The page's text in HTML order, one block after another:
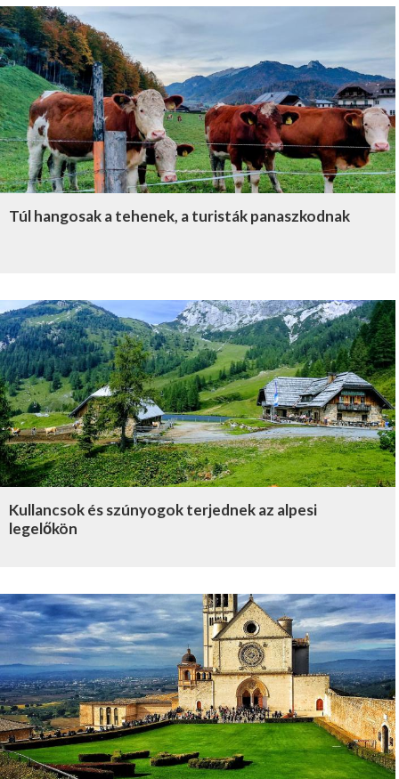
Túl hangosak a tehenek, a turisták panaszkodnak
Kullancsok és szúnyogok terjednek az alpesi
legelőkön